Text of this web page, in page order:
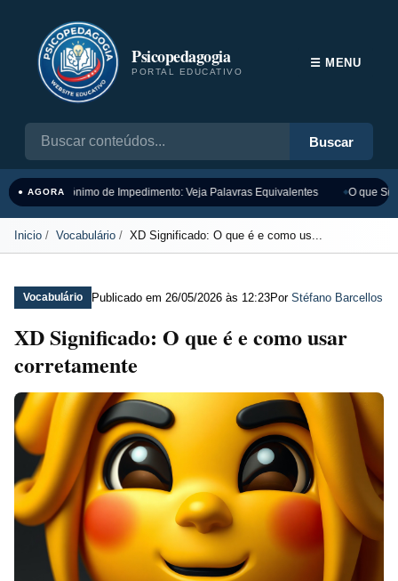
Psicopedagogia
PORTAL EDUCATIVO
Buscar
☰ MENU
● AGORASinônimo de Impedimento: Veja Palavras Equivalentes O que
Inicio Vocabulário XD Significado: O que é e como us...
Vocabulário Publicado em 26/05/2026 às 12:23Por Stéfano Barcellos
XD Significado: O que é e como usar
corretamente